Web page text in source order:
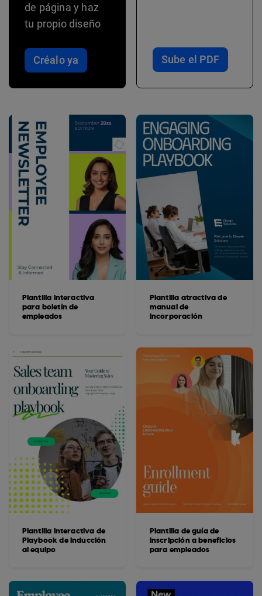
de página y haz
tu propio diseño
Créalo ya Sube el PDF
Plantilla interactiva
para boletín de
empleados
Plantilla interactiva de
Playbook de inducción
al equipo
Plantilla atractiva de
manual de
incorporación
Plantilla de guía de
inscripción a beneficios
para empleados